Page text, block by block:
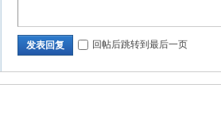
发表回复 回帖后跳转到最后一页